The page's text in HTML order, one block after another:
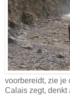
voorbereidt, zie je
Calais zegt, denkt